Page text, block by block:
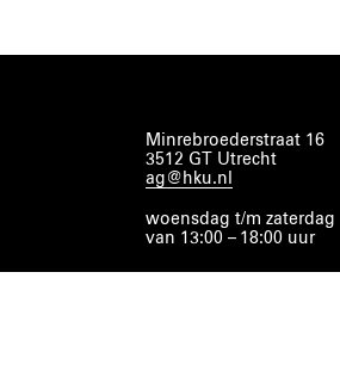
Minrebroederstraat 16
3512 GT Utrecht
ag@hku.nl
woensdag t/m zaterdag
van 13:00 – 18:00 uur